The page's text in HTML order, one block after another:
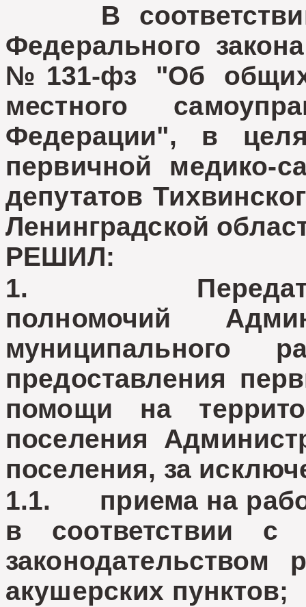
В соответствии
Федерального
№131-фз "Об общих
местного
Федерации", в
первичной медико-
депутатов
Ленинградской
РЕШИЛ:
1. Передать
полномочий
муниципального
предоставления
помощи на
поселения
поселения, за
1.1. приема на
в соответствии с
законодательством
акушерских пунктов;